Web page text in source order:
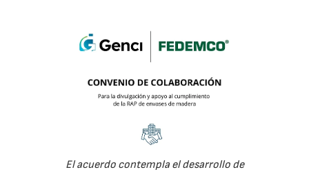
El acuerdo contempla el desarrollo de